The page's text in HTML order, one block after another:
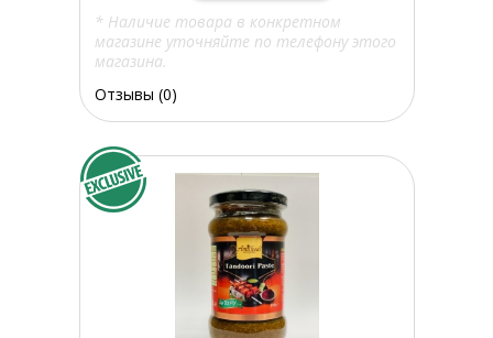
* Наличие товара в конкретном
магазине уточняйте по телефону этого
магазина.
Отзывы (0)